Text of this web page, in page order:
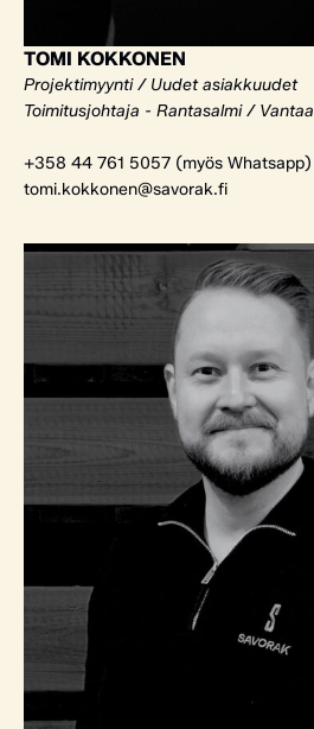
TOMI KOKKONEN
Projektimyynti / Uudet asiakkuudet
Toimitusjohtaja - Rantasalmi / Vantaa
+358 44 761 5057 (myös Whatsapp)
tomi.kokkonen@savorak.fi